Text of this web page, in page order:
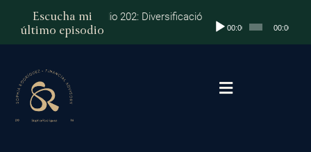
contenido
Escucha mi
último episodio
Episodio 202: Diversificación Global: Protege tu Dinero y
Reproductor
00:00 00:00